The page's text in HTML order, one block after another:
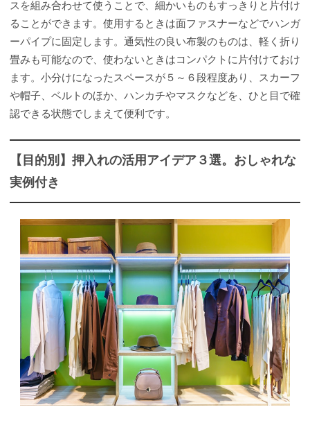
スを組み合わせて使うことで、細かいものもすっきりと片付け
ることができます。使用するときは面ファスナーなどでハンガ
ーパイプに固定します。通気性の良い布製のものは、軽く折り
畳みも可能なので、使わないときはコンパクトに片付けておけ
ます。小分けになったスペースが５～６段程度あり、スカーフ
や帽子、ベルトのほか、ハンカチやマスクなどを、ひと目で確
認できる状態でしまえて便利です。
【目的別】押入れの活用アイデア３選。おしゃれな
実例付き